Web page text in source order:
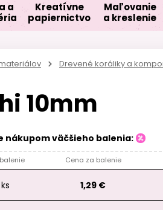
a
Kreatívne
papiernictvo
Maľovanie
a kreslenie
Drevené koráliky a
10mm
nákupom väčšieho balenia:
Cena za balenie
1,29 €